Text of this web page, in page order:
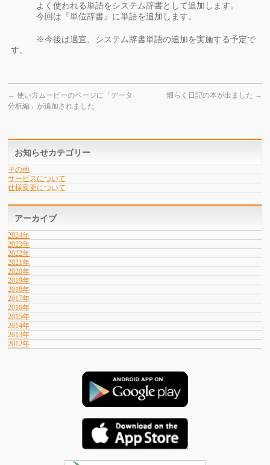
よく使われる単語をシステム辞書として追加します。
今回は『単位辞書』に単語を追加します。
※今後は適宜、システム辞書単語の追加を実施する予定で
す。
← 使い方ムービーのページに「データ
分析編」が追加されました
畑らく日記の本が出ました →
お知らせカテゴリー
その他
サービスについて
仕様変更について
アーカイブ
2024年
2023年
2022年
2021年
2020年
2019年
2018年
2017年
2016年
2015年
2014年
2013年
2012年